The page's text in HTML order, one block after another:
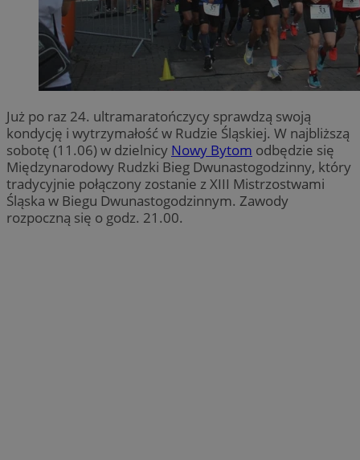
Już po raz 24. ultramaratończycy sprawdzą swoją
kondycję i wytrzymałość w Rudzie Śląskiej. W najbliższą
sobotę (11.06) w dzielnicy Nowy Bytom odbędzie się
Międzynarodowy Rudzki Bieg Dwunastogodzinny, który
tradycyjnie połączony zostanie z XIII Mistrzostwami
Śląska w Biegu Dwunastogodzinnym. Zawody
rozpoczną się o godz. 21.00.